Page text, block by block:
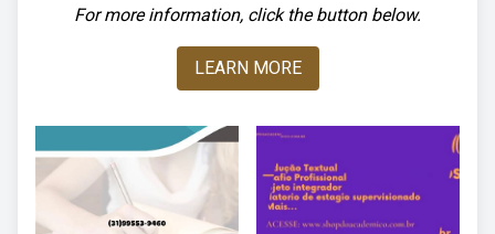
For more information, click the button below.
LEARN MORE